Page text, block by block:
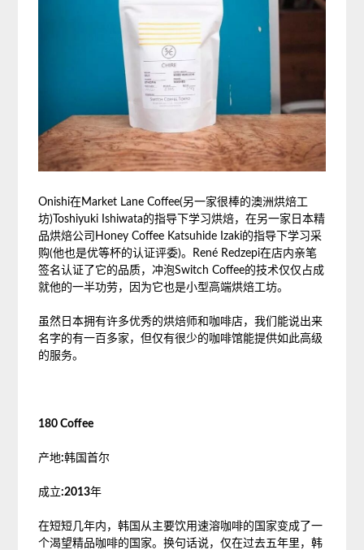
Onishi在Market Lane Coffee(另一家很棒的澳洲烘焙工
坊)Toshiyuki Ishiwata的指导下学习烘焙，在另一家日本精
品烘焙公司Honey Coffee Katsuhide Izaki的指导下学习采
购(他也是优等杯的认证评委)。René Redzepi在店内亲笔
签名认证了它的品质，冲泡Switch Coffee的技术仅仅占成
就他的一半功劳，因为它也是小型高端烘焙工坊。
虽然日本拥有许多优秀的烘焙师和咖啡店，我们能说出来
名字的有一百多家，但仅有很少的咖啡馆能提供如此高级
的服务。
180 Coffee
产地:韩国首尔
成立:2013年
在短短几年内，韩国从主要饮用速溶咖啡的国家变成了一
个渴望精品咖啡的国家。换句话说，仅在过去五年里，韩